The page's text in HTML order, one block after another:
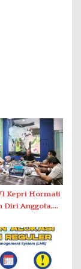
Kepri Hormati
Diri Anggota,
Pusat